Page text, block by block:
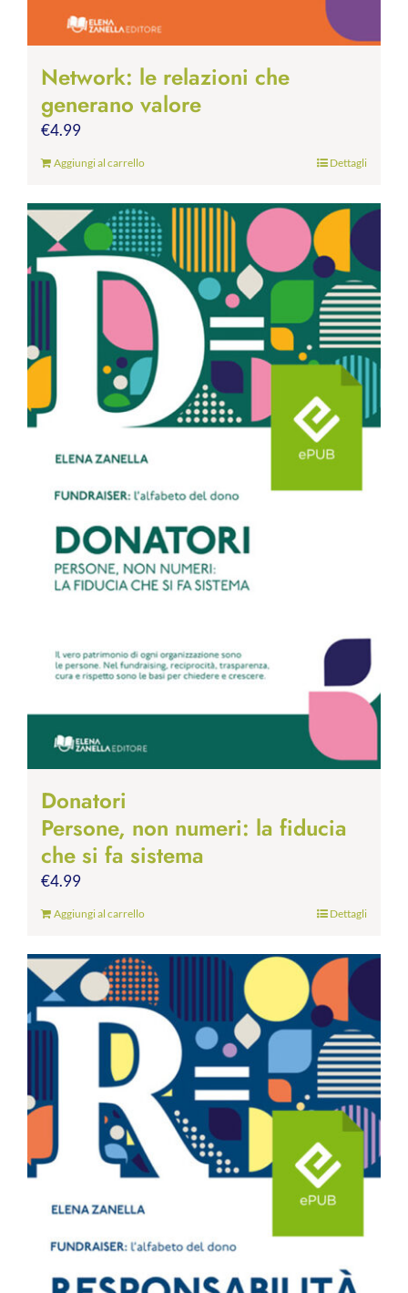
Network: le relazioni che
generano valore
€4.99
Aggiungi al carrello Dettagli
Donatori
Persone, non numeri: la fiducia
che si fa sistema
€4.99
Aggiungi al carrello Dettagli